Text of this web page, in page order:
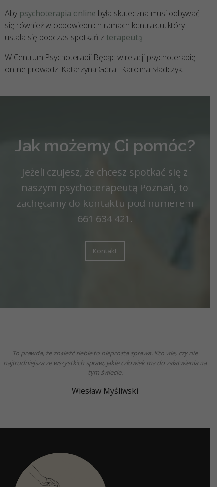
Aby psychoterapia online była skuteczna musi odbywać
się również w odpowiednich ramach kontraktu, który
ustala się podczas spotkań z terapeutą.
W Centrum Psychoterapii Będąc w relacji psychoterapię
online prowadzi Katarzyna Góra i Karolina Sładczyk.
Jak możemy Ci pomóc?
Jeżeli czujesz, że chcesz spotkać się z
naszym psychoterapeutą Poznań, to
zachęcamy do kontaktu pod numerem
661 634 421.
Kontakt
To prawda, że znaleźć siebie to nieprosta sprawa. Kto wie, czy nie
najtrudniejsza ze wszystkich spraw, jakie człowiek ma do załatwienia na
tym świecie.
Wiesław Myśliwski